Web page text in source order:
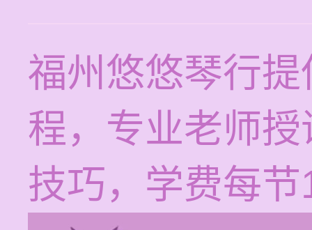
福州悠悠琴行
程，专业老师
技巧，学费每